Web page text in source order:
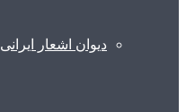
دیوان اشعار ایرانی